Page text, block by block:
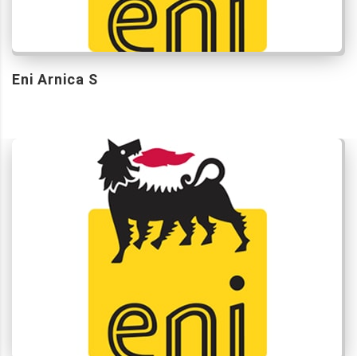
Eni Arnica S